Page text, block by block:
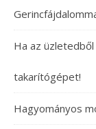
Ha az
takarítógépet!
Hagyományos